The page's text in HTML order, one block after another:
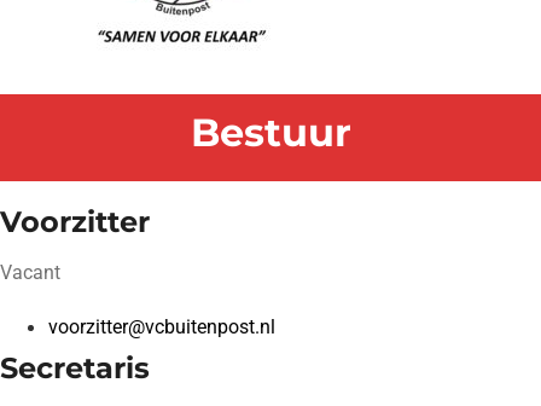
Bestuur
Voorzitter
Vacant
voorzitter@vcbuitenpost.nl
Secretaris